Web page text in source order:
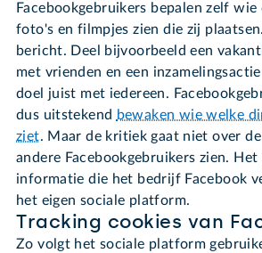
Facebookgebruikers bepalen zelf
foto's en filmpjes zien die zij
bericht. Deel bijvoorbeeld een
met vrienden en een
doel juist met iedereen.
dus uitstekend bewaken wie welke
ziet. Maar de kritiek gaat niet over
andere Facebookgebruikers zien. Het
informatie die het bedrijf Facebook
het eigen sociale platform.
Tracking cookies van
Zo volgt het sociale platform